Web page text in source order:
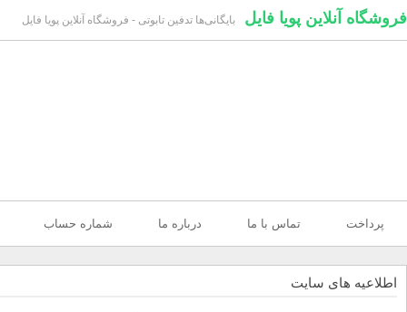
فروشگاه آنلاین پویا فایل بایگانی‌ها تدفین تابوتی - فروشگاه آنلاین پویا فایل
پرداخت تماس با ما درباره ما شماره حساب
اطلاعیه های سایت